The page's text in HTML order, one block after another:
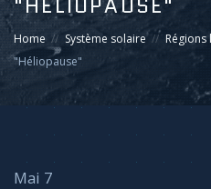
"HÉLIOPAUSE"
Home Système solaire Régions
"Héliopause"
Mai 7